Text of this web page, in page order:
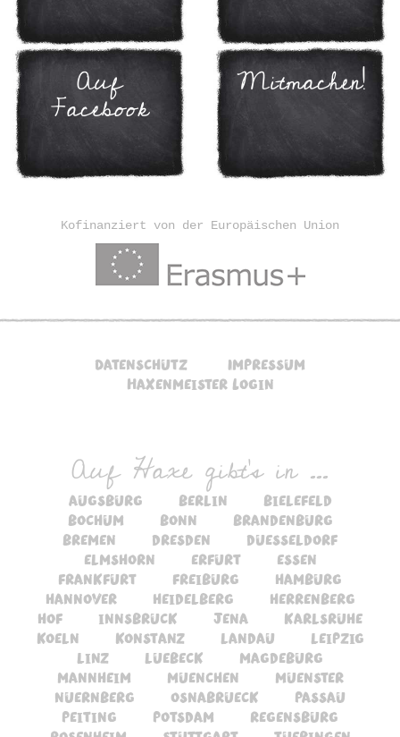
Auf
Facebook
Mitmachen!
Kofinanziert von der Europäischen Union
Datenschutz
Impressum
Haxenmeister Login
Auf Haxe gibt's in ...
augsburg berlin
bielefeld
bochum
bonn
brandenburg
bremen
dresden
duesseldorf
elmshorn
erfurt
essen
frankfurt
freiburg
hamburg
hannover
heidelberg
herrenberg
hof
innsbruck jena
karlsruhe
koeln
konstanz landau
leipzig
linz
luebeck
magdeburg
mannheim
muenchen
muenster
nuernberg
osnabrueck
passau
peiting
potsdam
regensburg